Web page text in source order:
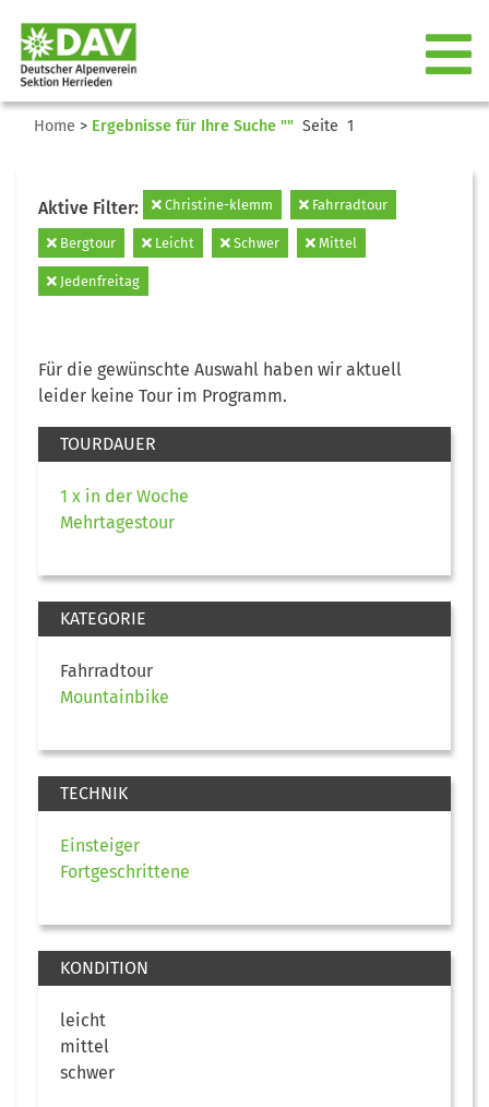
Home > Ergebnisse für Ihre Suche "" Seite 1
Aktive Filter: Christine-klemm Fahrradtour
Bergtour Leicht Schwer Mittel
Jedenfreitag
Für die gewünschte Auswahl haben wir aktuell
leider keine Tour im Programm.
TOURDAUER
1 x in der Woche
Mehrtagestour
KATEGORIE
Fahrradtour
Mountainbike
TECHNIK
Einsteiger
Fortgeschrittene
KONDITION
leicht
mittel
schwer